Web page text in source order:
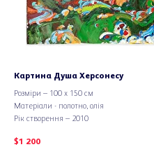
Картина Душа Херсонесу
Розміри – 100 х 150 см
Матеріали - полотно, олія
Рік створення – 2010
$1 200